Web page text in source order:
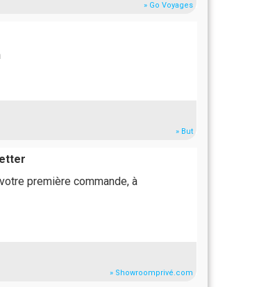
» Go Voyages
» But
première commande, à
» Showroomprivé.com